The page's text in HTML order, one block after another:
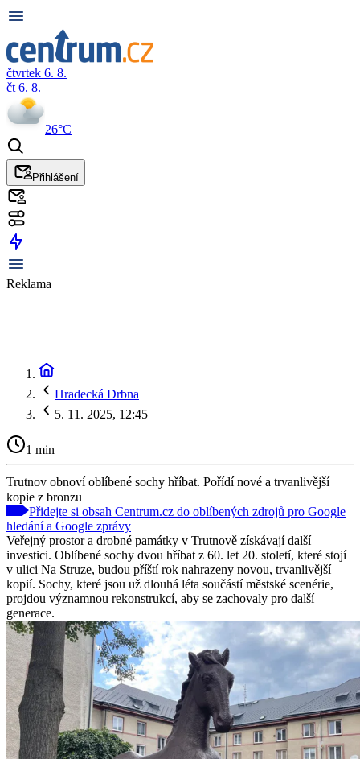
čtvrtek 6. 8.
čt 6. 8.
26°C
Přihlášení
Reklama
Hradecká Drbna
5. 11. 2025, 12:45
1 min
Trutnov obnoví oblíbené sochy hříbat. Pořídí nové a trvanlivější
kopie z bronzu
Přidejte si obsah Centrum.cz do oblíbených zdrojů pro Google
hledání a Google zprávy
Veřejný prostor a drobné památky v Trutnově získávají další
investici. Oblíbené sochy dvou hříbat z 60. let 20. století, které stojí
v ulici Na Struze, budou příští rok nahrazeny novou, trvanlivější
kopií. Sochy, které jsou už dlouhá léta součástí městské scenérie,
projdou významnou rekonstrukcí, aby se zachovaly pro další
generace.